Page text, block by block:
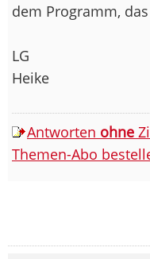
dem Programm,
LG
Heike
Antworten ohne
Themen-Abo